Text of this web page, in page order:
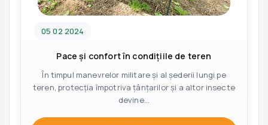
05 02 2024
Pace și confort în condițiile de teren
În timpul manevrelor militare și al șederii lungi pe
teren, protecția împotriva țânțarilor și a altor insecte
devine...